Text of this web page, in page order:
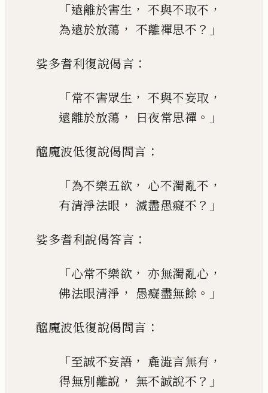
「遠離於害生 ， 不與不取不 ，
為遠於放蕩 ， 不離禪思不 ？」
娑多耆利復說偈言 ：
「常不害眾生 ， 不與不妄取 ，
遠離於放蕩 ， 日夜常思禪 。」
醯魔波低復說偈問言 ：
「為不樂五欲 ， 心不濁亂不 ，
有清淨法眼 ， 滅盡愚癡不 ？」
娑多耆利說偈答言 ：
「心常不樂欲 ， 亦無濁亂心 ，
佛法眼清淨 ， 愚癡盡無餘 。」
醯魔波低復說偈問言 ：
「至誠不妄語 ， 麁澁言無有 ，
得無別離說 ， 無不誠說不 ？」